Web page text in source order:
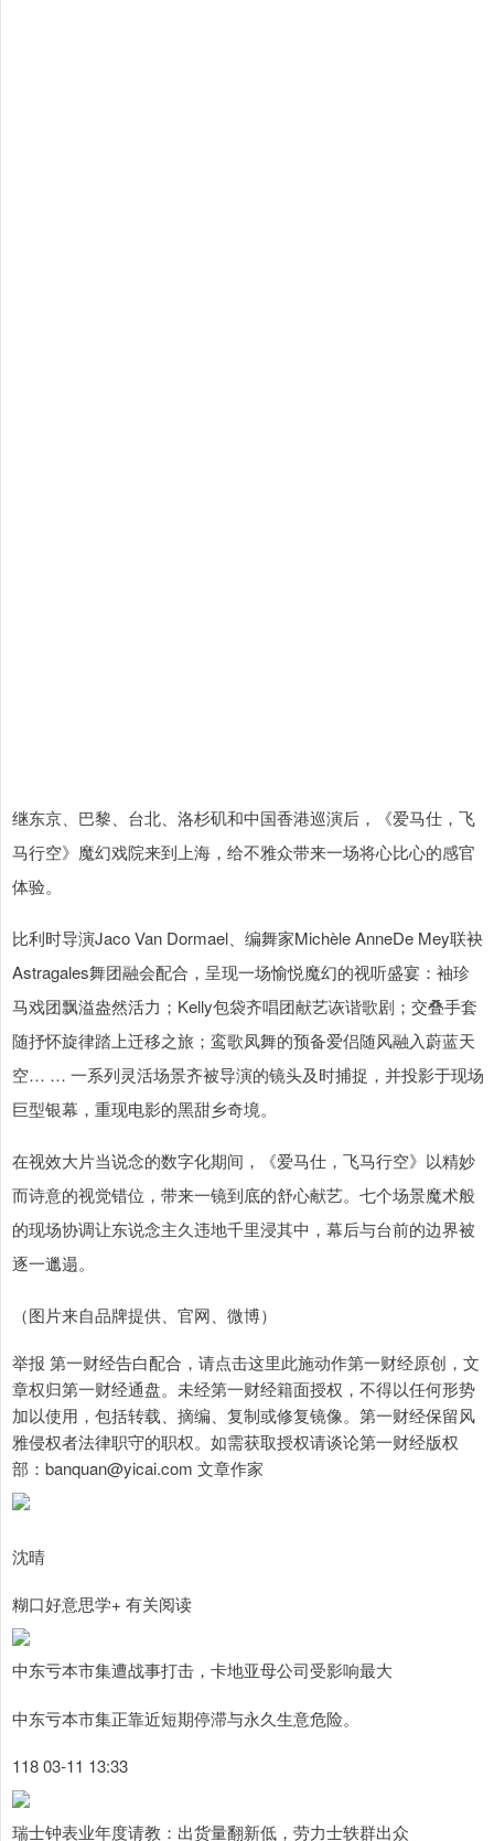
继东京、巴黎、台北、洛杉矶和中国香港巡演后，《爱马仕，飞
马行空》魔幻戏院来到上海，给不雅众带来一场将心比心的感官
体验。
比利时导演Jaco Van Dormael、编舞家Michèle AnneDe Mey联袂
Astragales舞团融会配合，呈现一场愉悦魔幻的视听盛宴：袖珍
马戏团飘溢盎然活力；Kelly包袋齐唱团献艺诙谐歌剧；交叠手套
随抒怀旋律踏上迁移之旅；鸾歌凤舞的预备爱侣随风融入蔚蓝天
空… … 一系列灵活场景齐被导演的镜头及时捕捉，并投影于现场
巨型银幕，重现电影的黑甜乡奇境。
在视效大片当说念的数字化期间，《爱马仕，飞马行空》以精妙
而诗意的视觉错位，带来一镜到底的舒心献艺。七个场景魔术般
的现场协调让东说念主久违地千里浸其中，幕后与台前的边界被
逐一邋遢。
（图片来自品牌提供、官网、微博）
举报 第一财经告白配合，请点击这里此施动作第一财经原创，文
章权归第一财经通盘。未经第一财经籍面授权，不得以任何形势
加以使用，包括转载、摘编、复制或修复镜像。第一财经保留风
雅侵权者法律职守的职权。如需获取授权请谈论第一财经版权
部：banquan@yicai.com 文章作家
沈晴
糊口好意思学+ 有关阅读
中东亏本市集遭战事打击，卡地亚母公司受影响最大
中东亏本市集正靠近短期停滞与永久生意危险。
118 03-11 13:33
瑞士钟表业年度请教：出货量翻新低，劳力士轶群出众